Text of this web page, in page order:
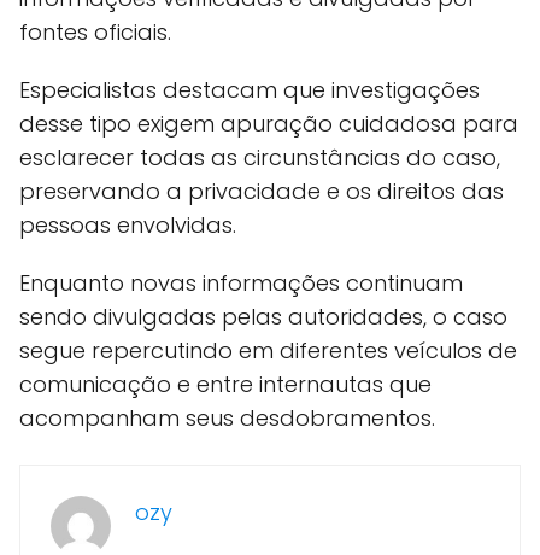
fontes oficiais.
Especialistas destacam que investigações
desse tipo exigem apuração cuidadosa para
esclarecer todas as circunstâncias do caso,
preservando a privacidade e os direitos das
pessoas envolvidas.
Enquanto novas informações continuam
sendo divulgadas pelas autoridades, o caso
segue repercutindo em diferentes veículos de
comunicação e entre internautas que
acompanham seus desdobramentos.
ozy